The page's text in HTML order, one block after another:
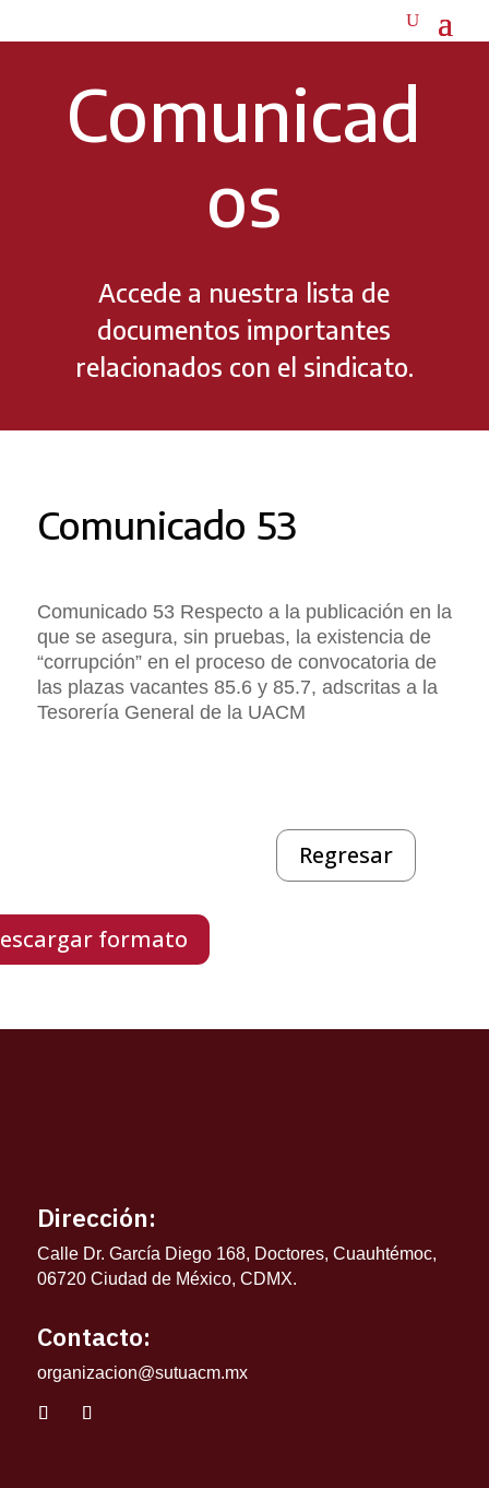
Comunicad
os
Accede a nuestra lista de
documentos importantes
relacionados con el sindicato.
Comunicado 53
Comunicado 53 Respecto a la publicación en la
que se asegura, sin pruebas, la existencia de
“corrupción” en el proceso de convocatoria de
las plazas vacantes 85.6 y 85.7, adscritas a la
Tesorería General de la UACM
Regresar
formato
Dirección:
Calle Dr. García Diego 168, Doctores, Cuauhtémoc,
06720 Ciudad de México, CDMX.
Contacto:
organizacion@sutuacm.mx